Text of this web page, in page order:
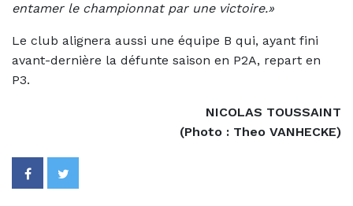
entamer le championnat par une victoire.»
Le club alignera aussi une équipe B qui, ayant fini
avant-dernière la défunte saison en P2A, repart en
P3.
NICOLAS TOUSSAINT
(Photo : Theo VANHECKE)